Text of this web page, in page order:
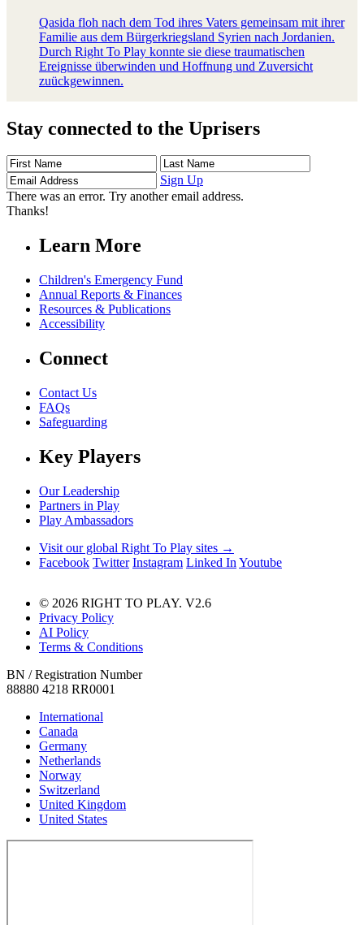
Qasida floh nach dem Tod ihres Vaters gemeinsam mit ihrer
Familie aus dem Bürgerkriegsland Syrien nach Jordanien.
Durch Right To Play konnte sie diese traumatischen
Ereignisse überwinden und Hoffnung und Zuversicht
zuückgewinnen.
Stay connected to the Uprisers
First
Name
Last
Name
Sign Up
There was an error. Try another email address.
Thanks!
Learn More
Children's Emergency Fund
Annual Reports & Finances
Resources & Publications
Accessibility
Connect
Contact Us
FAQs
Safeguarding
Key Players
Our Leadership
Partners in Play
Play Ambassadors
Visit our global Right To Play sites →
Facebook Twitter Instagram Linked In Youtube
© 2026 RIGHT TO PLAY. V2.6
Privacy Policy
AI Policy
Terms & Conditions
BN / Registration Number
88880 4218 RR0001
International
Canada
Germany
Netherlands
Norway
Switzerland
United Kingdom
United States